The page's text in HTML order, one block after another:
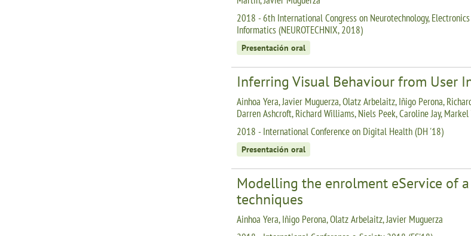
2018 - 6th International Congress on Neurotechnology,
Informatics (NEUROTECHNIX, 2018)
Presentación oral
Inferring Visual Behaviour from User
Ainhoa Yera, Javier Muguerza, Olatz Arbelaitz, Iñigo Perona,
Darren Ashcroft, Richard Williams, Niels Peek, Caroline Jay,
2018 - International Conference on Digital Health (DH '18)
Presentación oral
Modelling the enrolment eService of
techniques
Ainhoa Yera, Iñigo Perona, Olatz Arbelaitz, Javier Muguerza